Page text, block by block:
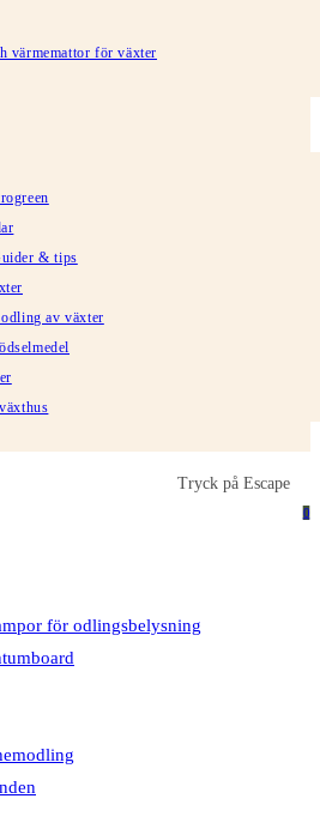
värmemattor för växter
& tips
av växter
0
Tryck på Escape
för odlingsbelysning